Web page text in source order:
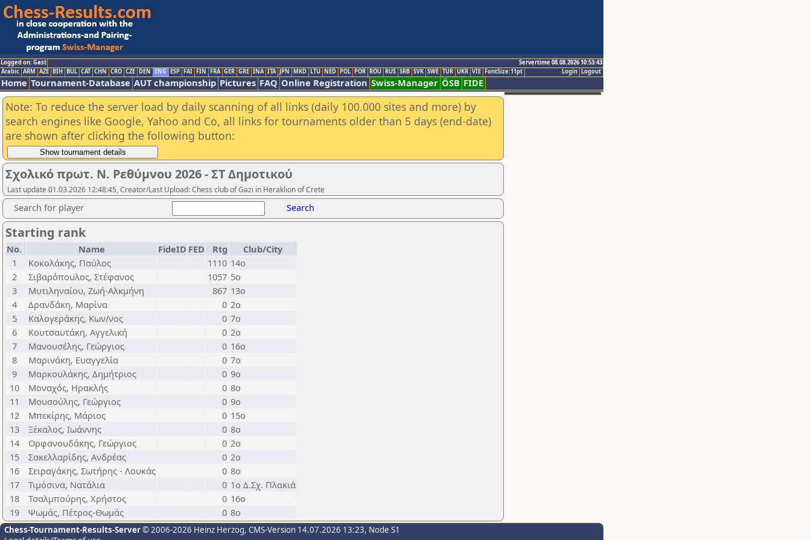
Logged on: Gast
Servertime 08.08.2026 10:53:43
Logout
Login
Arabic ARM AZE BIH BUL CAT CHN CRO CZE DEN ENG ESP FAI FIN FRA GER GRE INA ITA JPN MKD LTU NED POL POR ROU RUS SRB SVK SWE TUR UKR VIE FontSize:11pt
Home Tournament-Database AUT championship Pictures FAQ Online Registration Swiss-Manager ÖSB FIDE
Note: To reduce the server load by daily scanning of all links (daily 100.000 sites and more) by
search engines like Google, Yahoo and Co, all links for tournaments older than 5 days (end-date)
are shown after clicking the following button:
Σχολικό πρωτ. Ν. Ρεθύμνου 2026 - ΣΤ Δημοτικού
Last update 01.03.2026 12:48:45, Creator/Last Upload: Chess club of Gazi in Heraklion of Crete
Search for player Search
Starting rank
No. Name FideID FED Rtg
Club/City
1
Κοκολάκης, Παύλος 1110 14ο
2
Σιβαρόπουλος, Στέφανος 1057 5ο
3
Μυτιληναίου, Ζωή-Αλκμήνη 867 13ο
4
Δρανδάκη, Μαρίνα 0 2ο
5
Καλογεράκης, Κων/νος 0 7ο
6
Κουτσαυτάκη, Αγγελική 0 2ο
7
Μανουσέλης, Γεώργιος 0 16ο
8
Μαρινάκη, Ευαγγελία 0 7ο
9
Μαρκουλάκης, Δημήτριος 0 9ο
10
Μοναχός, Ηρακλής 0 8ο
11
Μουσούλης, Γεώργιος 0 9ο
12
Μπεκίρης, Μάριος 0 15ο
13
Ξέκαλος, Ιωάννης 0 8ο
14
Ορφανουδάκης, Γεώργιος 0 2ο
15
Σακελλαρίδης, Ανδρέας 0 2ο
16
Σειραγάκης, Σωτήρης - Λουκάς 0 8ο
17
Τιμόσινα, Νατάλια 0 1ο Δ.Σχ. Πλακιά
18
Τσαλμπούρης, Χρήστος 0 16ο
19
Ψωμάς, Πέτρος-Θωμάς 0 8ο
Chess-Tournament-Results-Server© 2006-2026 Heinz Herzog, CMS-Version 14.07.2026 13:23, Node S1